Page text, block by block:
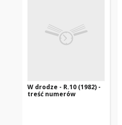
W drodze - R.10 (1982) -
treść numerów